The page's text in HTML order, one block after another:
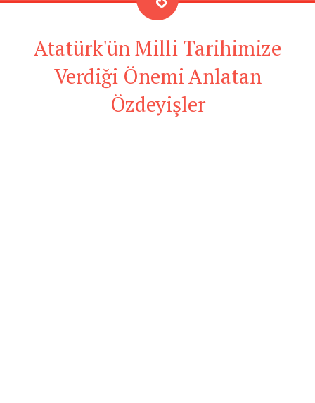
Atatürk'ün Milli Tarihimize
Verdiği Önemi Anlatan
Özdeyişler